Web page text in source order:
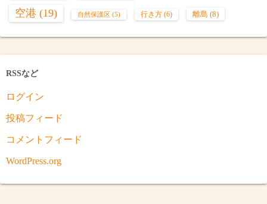
空港 (19) 自然保護区 (5) 行き方 (6) 離島 (8)
RSSなど
ログイン
投稿フィード
コメントフィード
WordPress.org